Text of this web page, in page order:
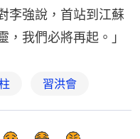
李強說，首站到江蘇
我們必將再起。」
習洪會